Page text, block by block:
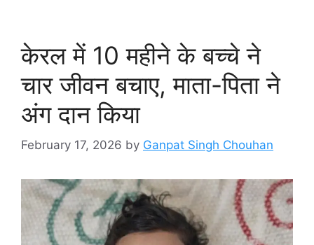
केरल में 10 महीने के बच्चे ने
चार जीवन बचाए, माता-पिता ने
अंग दान किया
February 17, 2026 by Ganpat Singh Chouhan